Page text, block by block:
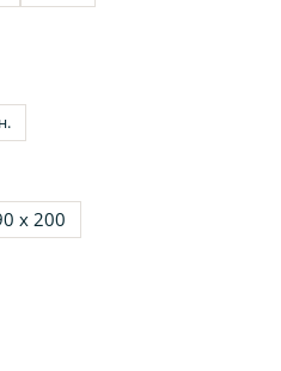
х 200